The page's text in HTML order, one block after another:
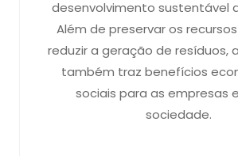
desenvolvimento sustentável
Além de preservar os
reduzir a geração de resíduos,
também traz benefícios
sociais para as empresas
sociedade.